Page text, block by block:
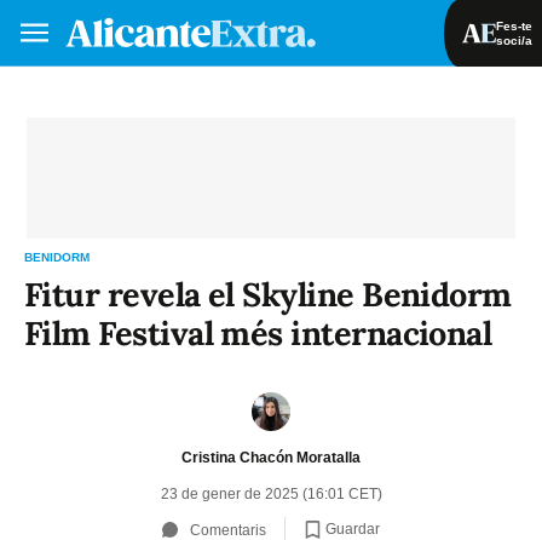
Fes-te
soci/a
BENIDORM
Fitur revela el Skyline Benidorm
Film Festival més internacional
Cristina Chacón Moratalla
23 de gener de 2025 (16:01 CET)
Comentaris Guardar